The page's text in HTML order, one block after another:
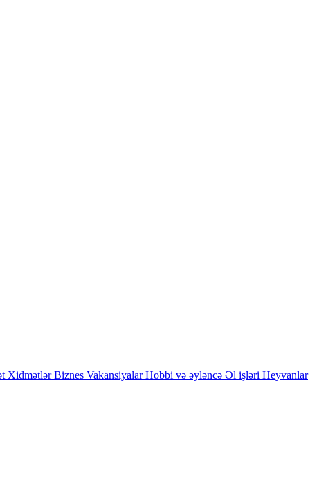
Xidmətlər Biznes Vakansiyalar Hobbi və əyləncə Əl işləri Heyvanlar